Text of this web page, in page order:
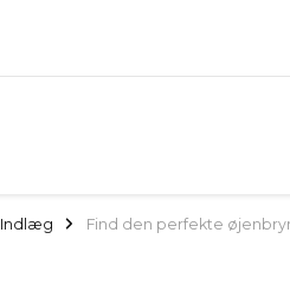
Indlæg Find den perfekte